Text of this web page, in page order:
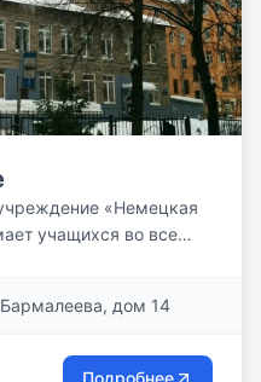
«Немецкая
учащихся во все
эти таланты и
изучить два
дом 14
Подробнее